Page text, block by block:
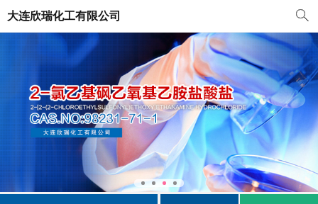
大连欣瑞化工有限公司